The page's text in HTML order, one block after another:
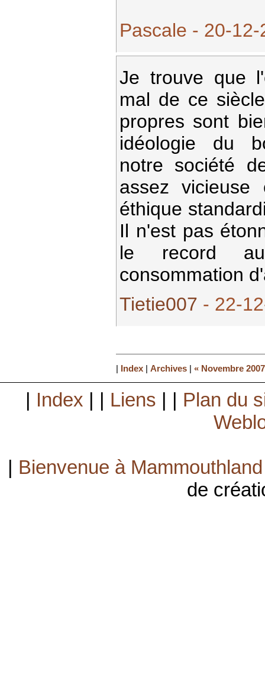
Pascale - 20-
Je trouve que
mal de ce
propres sont
idéologie du
notre société
assez
éthique
Il n'est pas
le record
consommation
Tietie007 - 22-
| Index | Archives | « Novembre 2007
| Index | | Liens | | Plan du
| Bienvenue à Mammouthland
de